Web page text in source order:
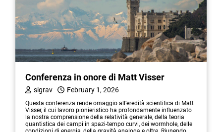
Conferenza in onore di Matt Visser
sigrav February 1, 2026
Questa conferenza rende omaggio all’eredità scientifica di Matt
Visser, il cui lavoro pionieristico ha profondamente influenzato
la nostra comprensione della relatività generale, della teoria
quantistica dei campi in spazi-tempo curvi, dei wormhole, delle